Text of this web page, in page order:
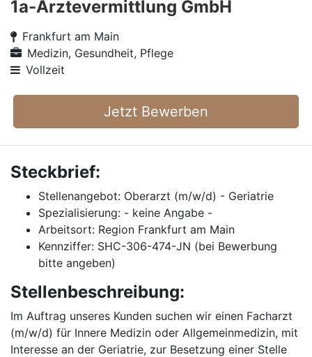
1a-Ärztevermittlung GmbH
Frankfurt am Main
Medizin, Gesundheit, Pflege
Vollzeit
Jetzt Bewerben
Steckbrief:
Stellenangebot: Oberarzt (m/w/d) - Geriatrie
Spezialisierung: - keine Angabe -
Arbeitsort: Region Frankfurt am Main
Kennziffer: SHC-306-474-JN (bei Bewerbung
bitte angeben)
Stellenbeschreibung:
Im Auftrag unseres Kunden suchen wir einen Facharzt
(m/w/d) für Innere Medizin oder Allgemeinmedizin, mit
Interesse an der Geriatrie, zur Besetzung einer Stelle